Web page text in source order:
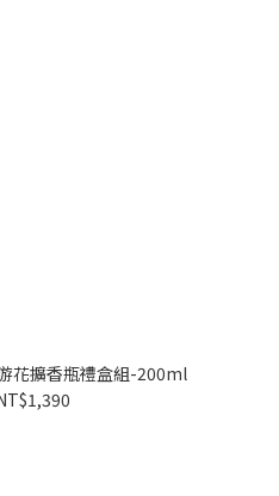
花擴香瓶禮盒組-200ml